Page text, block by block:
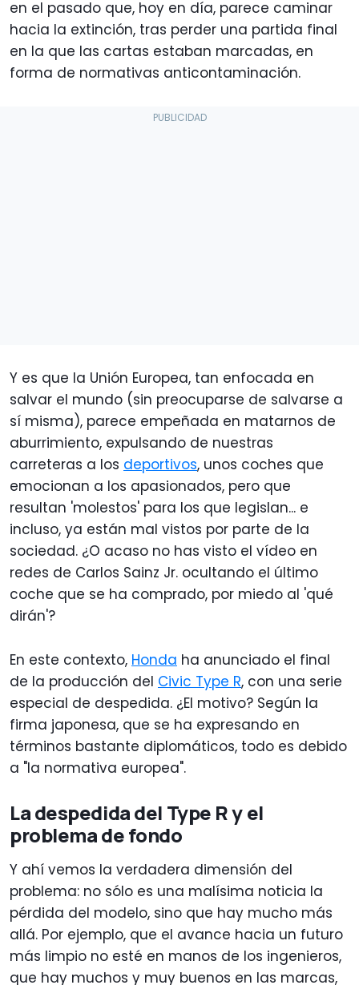
en el pasado que, hoy en día, parece caminar
hacia la extinción, tras perder una partida final
en la que las cartas estaban marcadas, en
forma de normativas anticontaminación.
Y es que la Unión Europea, tan enfocada en
salvar el mundo (sin preocuparse de salvarse a
sí misma), parece empeñada en matarnos de
aburrimiento, expulsando de nuestras
carreteras a los deportivos, unos coches que
emocionan a los apasionados, pero que
resultan 'molestos' para los que legislan... e
incluso, ya están mal vistos por parte de la
sociedad. ¿O acaso no has visto el vídeo en
redes de Carlos Sainz Jr. ocultando el último
coche que se ha comprado, por miedo al 'qué
dirán'?
En este contexto, Honda ha anunciado el final
de la producción del Civic Type R, con una serie
especial de despedida. ¿El motivo? Según la
firma japonesa, que se ha expresando en
términos bastante diplomáticos, todo es debido
a "la normativa europea".
La despedida del Type R y el
problema de fondo
Y ahí vemos la verdadera dimensión del
problema: no sólo es una malísima noticia la
pérdida del modelo, sino que hay mucho más
allá. Por ejemplo, que el avance hacia un futuro
más limpio no esté en manos de los ingenieros,
que hay muchos y muy buenos en las marcas,